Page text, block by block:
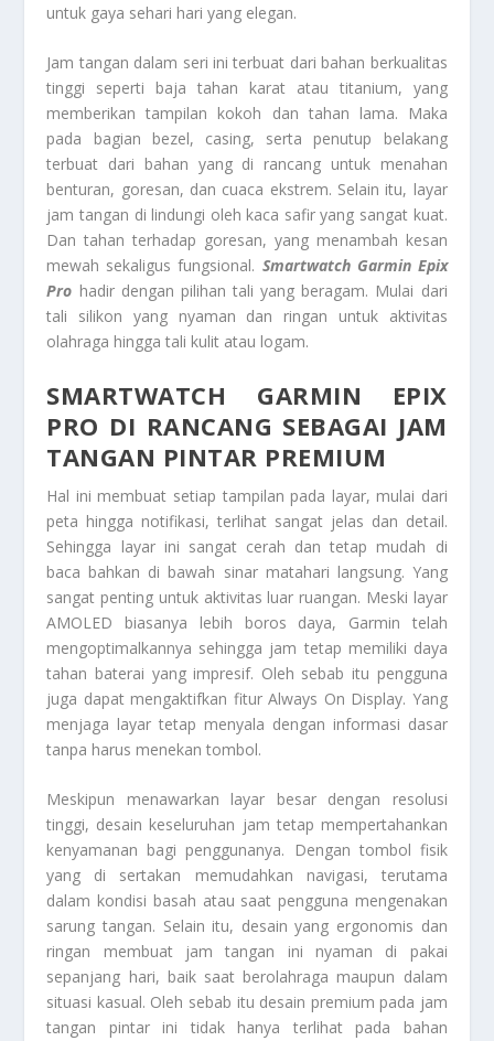
untuk gaya sehari hari yang elegan.
Jam tangan dalam seri ini terbuat dari bahan berkualitas
tinggi seperti baja tahan karat atau titanium, yang
memberikan tampilan kokoh dan tahan lama. Maka
pada bagian bezel, casing, serta penutup belakang
terbuat dari bahan yang di rancang untuk menahan
benturan, goresan, dan cuaca ekstrem. Selain itu, layar
jam tangan di lindungi oleh kaca safir yang sangat kuat.
Dan tahan terhadap goresan, yang menambah kesan
mewah sekaligus fungsional. Smartwatch Garmin Epix
Pro hadir dengan pilihan tali yang beragam. Mulai dari
tali silikon yang nyaman dan ringan untuk aktivitas
olahraga hingga tali kulit atau logam.
SMARTWATCH GARMIN EPIX
PRO DI RANCANG SEBAGAI JAM
TANGAN PINTAR PREMIUM
Hal ini membuat setiap tampilan pada layar, mulai dari
peta hingga notifikasi, terlihat sangat jelas dan detail.
Sehingga layar ini sangat cerah dan tetap mudah di
baca bahkan di bawah sinar matahari langsung. Yang
sangat penting untuk aktivitas luar ruangan. Meski layar
AMOLED biasanya lebih boros daya, Garmin telah
mengoptimalkannya sehingga jam tetap memiliki daya
tahan baterai yang impresif. Oleh sebab itu pengguna
juga dapat mengaktifkan fitur Always On Display. Yang
menjaga layar tetap menyala dengan informasi dasar
tanpa harus menekan tombol.
Meskipun menawarkan layar besar dengan resolusi
tinggi, desain keseluruhan jam tetap mempertahankan
kenyamanan bagi penggunanya. Dengan tombol fisik
yang di sertakan memudahkan navigasi, terutama
dalam kondisi basah atau saat pengguna mengenakan
sarung tangan. Selain itu, desain yang ergonomis dan
ringan membuat jam tangan ini nyaman di pakai
sepanjang hari, baik saat berolahraga maupun dalam
situasi kasual. Oleh sebab itu desain premium pada jam
tangan pintar ini tidak hanya terlihat pada bahan